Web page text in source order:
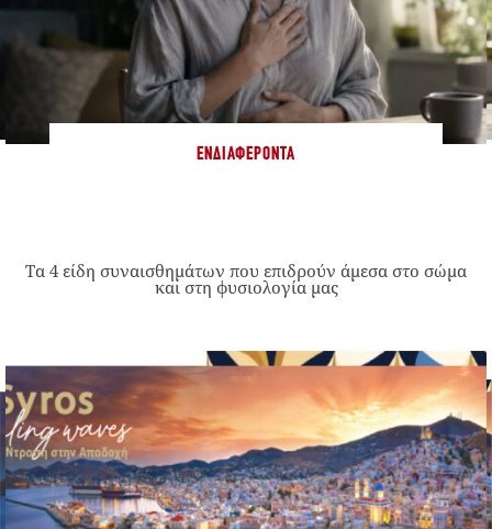
ΕΝΔΙΑΦΈΡΟΝΤΑ
Τα 4 είδη συναισθημάτων που επιδρούν άμεσα στο σώμα
και στη φυσιολογία μας